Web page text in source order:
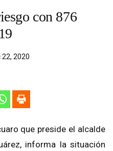
con 876
22, 2020
que preside el alcalde
informa la situación